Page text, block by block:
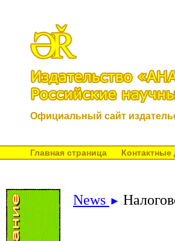
Официальный сайт
Главная страница Контактные
News ►